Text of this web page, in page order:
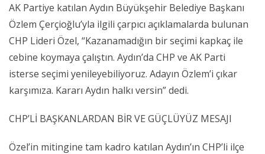
AK Partiye katılan Aydın Büyükşehir Belediye Başkanı
Özlem Çerçioğlu’yla ilgili çarpıcı açıklamalarda bulunan
CHP Lideri Özel, “Kazanamadığın bir seçimi kapkaç ile
cebine koymaya çalıştın. Aydın’da CHP ve AK Parti
isterse seçimi yenileyebiliyoruz. Adayın Özlem’i çıkar
karşımıza. Kararı Aydın halkı versin” dedi.
CHP’Lİ BAŞKANLARDAN BİR VE GÜÇLÜYÜZ MESAJI
Özel’in mitingine tam kadro katılan Aydın’ın CHP’li ilçe